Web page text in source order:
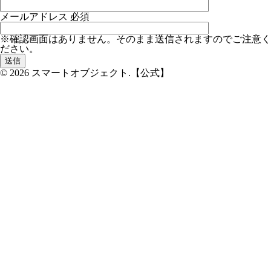
メールアドレス 必須
※確認画面はありません。そのまま送信されますのでご注意く
ださい。
© 2026 スマートオブジェクト.【公式】